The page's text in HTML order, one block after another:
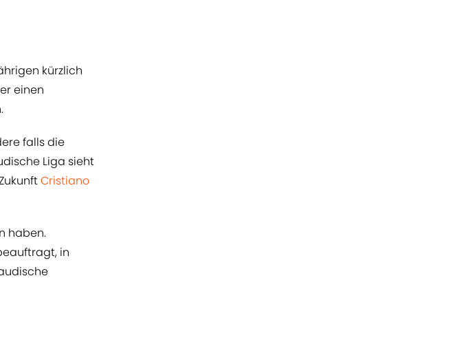
kürzlich
einen
falls die
Liga sieht
Cristiano
haben.
in